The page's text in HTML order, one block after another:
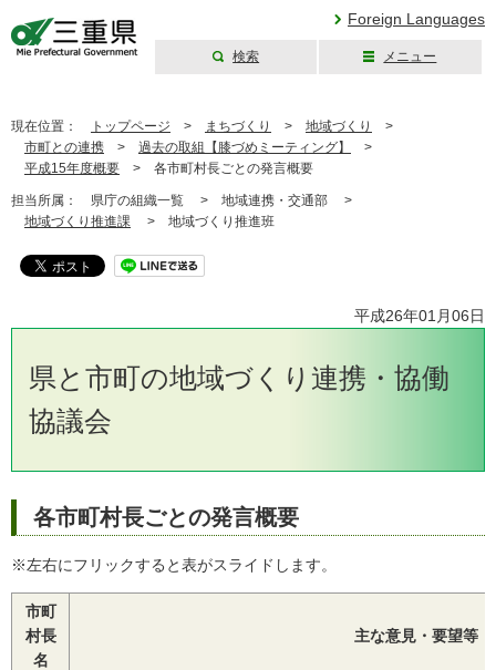
Foreign Languages
検索 メニュー
現在位置： トップページ > まちづくり > 地域づくり
>
市町との連携 > 過去の取組【膝づめミーティング】
>
平成15年度概要 > 各市町村長ごとの発言概要
担当所属： 県庁の組織一覧 > 地域連携・交通部 >
地域づくり推進課 > 地域づくり推進班
平成26年01月06日
県と市町の地域づくり連携・協働
協議会
各市町村長ごとの発言概要
※左右にフリックすると表がスライドします。
市町
村長
名
主な意見・要望等